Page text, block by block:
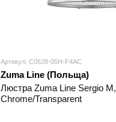
Артикул: C0528-05H-F4AC
Zuma Line (Польща)
Люстра Zuma Line Sergio M,
Chrome/Transparent